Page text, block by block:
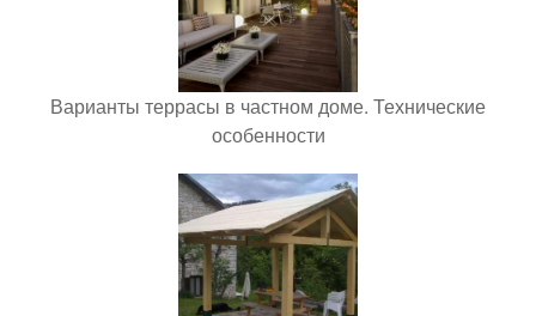
Варианты террасы в частном доме. Технические
особенности